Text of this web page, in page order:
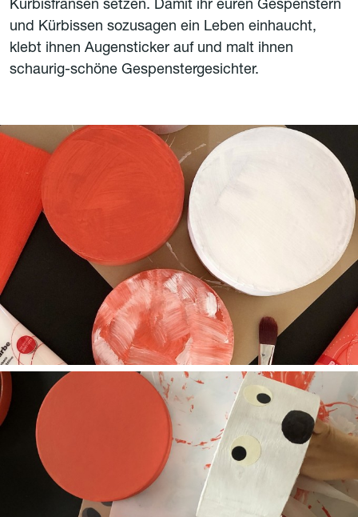
Kürbisfransen setzen. Damit ihr euren Gespenstern
und Kürbissen sozusagen ein Leben einhaucht,
klebt ihnen Augensticker auf und malt ihnen
schaurig-schöne Gespenstergesichter.